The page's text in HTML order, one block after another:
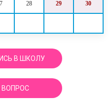
28 29 30
В ШКОЛУ